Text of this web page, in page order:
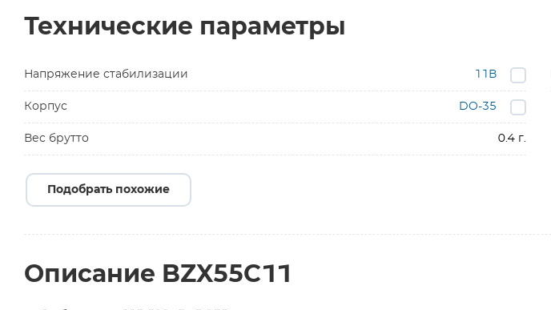
Технические параметры
Напряжение стабилизации 11В
Корпус DO-35
Вес брутто 0.4 г.
Подобрать похожие
Описание BZX55C11